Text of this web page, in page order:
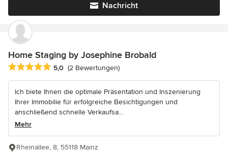
Nachricht
Home Staging by Josephine Brobald
Durchschnittliche Bewertung: 5 von 5 Sternen
5,0 (2 Bewertungen)
Ich biete Ihnen die optimale Präsentation und Inszenierung
Ihrer Immobilie für erfolgreiche Besichtigungen und
anschließend schnelle Verkaufsa...
Mehr
Rheinallee, 8, 55118 Mainz